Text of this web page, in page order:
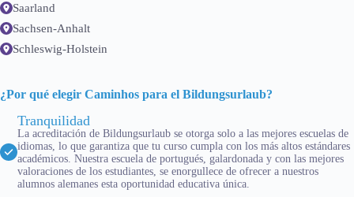
Saarland
Sachsen-Anhalt
Schleswig-Holstein
¿Por qué elegir Caminhos para el Bildungsurlaub?
Tranquilidad
La acreditación de Bildungsurlaub se otorga solo a las mejores escuelas de
idiomas, lo que garantiza que tu curso cumpla con los más altos estándares
académicos. Nuestra escuela de portugués, galardonada y con las mejores
valoraciones de los estudiantes, se enorgullece de ofrecer a nuestros
alumnos alemanes esta oportunidad educativa única.